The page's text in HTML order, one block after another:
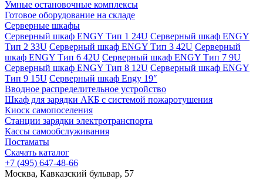
Умные остановочные комплексы
Готовое оборудование на складе
Серверные шкафы
Серверный шкаф ENGY Тип 1 24U Серверный шкаф ENGY
Тип 2 33U Серверный шкаф ENGY Тип 3 42U Серверный
шкаф ENGY Тип 6 42U Серверный шкаф ENGY Тип 7 9U
Серверный шкаф ENGY Тип 8 12U Серверный шкаф ENGY
Тип 9 15U Серверный шкаф Engy 19″
Вводное распределительное устройство
Шкаф для зарядки АКБ с системой пожаротушения
Киоск самопоселения
Станции зарядки электротранспорта
Кассы самообслуживания
Постаматы
Скачать каталог
+7 (495) 647-48-66
Москва, Кавказский бульвар, 57